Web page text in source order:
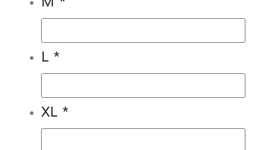
L *
XL *
– Modificaciones del tipo,
pone Luis y poner Pepe”
archivos ponte encontacto con nosotrosy
te lo presupuestamos sin compromiso.